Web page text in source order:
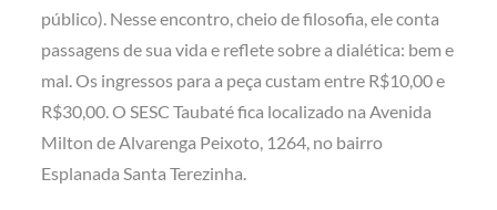
público). Nesse encontro, cheio de filosofia, ele conta
passagens de sua vida e reflete sobre a dialética: bem e
mal. Os ingressos para a peça custam entre R$10,00 e
R$30,00. O SESC Taubaté fica localizado na Avenida
Milton de Alvarenga Peixoto, 1264, no bairro
Esplanada Santa Terezinha.